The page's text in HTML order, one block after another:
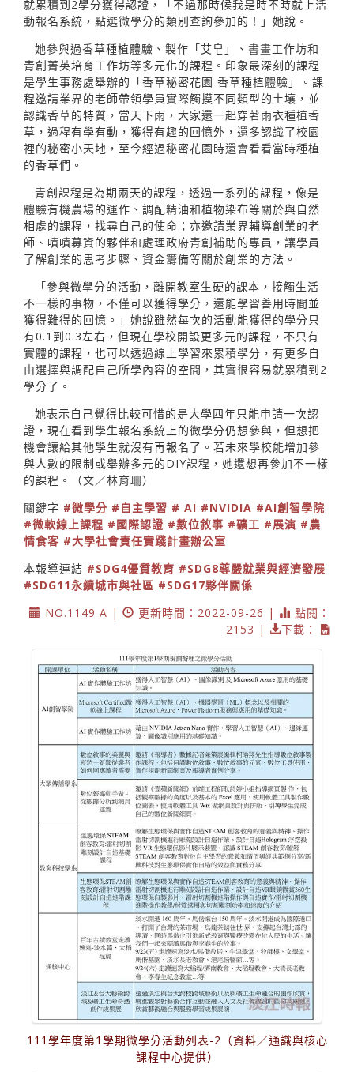
就累積到2學分獲得認證，「不過那時候我是時不時就上活
動報名系統，點選微學分的類別查詢參加的！」她說。
她參與過香草種植體驗、製作「艾皂」、書畫工作坊和
青創菁英培育工作坊等多元化的課程。印象最深刻的課程
是學生事務處舉辦的「香草秘密花園 香草種植體驗」。課
程邀請業界的老師帶領學員實際觸摸不同類型的土壤，並
認識香草的特質，當天下雨，大家還一起穿著雨衣種植香
草，過程有學有動，獲得有趣的回憶外，還多認識了校園
裡的秘密小天地，至今經過秘密花園時還會看看當時種植
的香草們。
青創課程是為期兩天的課程，透過一系列的課程，像是
體驗有機農場的運作、調配精油和植物染布等關於與自然
相處的課程，找尋自己的使命；亦邀請業界輔導創業的老
師、嘖嘖募資的夥伴和處理政府青創補助的專員，讓學員
了解創業的思考步驟、資金籌備等關於創業的方法。
「參與微學分的活動，離開教室生硬的課本，接觸生活
不一樣的事物，不僅可以獲得學分，還能學習善用時間並
獲得難得的回憶。」她說雖然每次的活動能獲得的學分只
有0.1到0.3左右，但現在學校開設更多元的課程，不只有
實體的課程，也可以透過線上學習來累積學分，有更多自
由選擇與調配自己所學內容的空間，其實很容易就累積到2
學分了。
她表示自己覺得比較可惜的是大學四年只能申請一次認
證，現在看到學生報名系統上的微學分仍想參與，但想把
機會讓給其他學生就沒有再報名了。若未來學校能增加參
與人數的限制或舉辦多元的DIY課程，她還想再參加不一樣
的課程。（文／林育珊）
關鍵字 #微學分 #自主學習 # AI #NVIDIA #AI創智學院
#微軟線上課程 #國際認證 #數位敘事 #礦工 #展演 #農
情食客 #大學社會責任實踐計畫辦公室
本報導連結 #SDG4優質教育 #SDG8尊嚴就業與經濟發展
#SDG11永續城市與社區 #SDG17夥伴關係
NO.1149 A |
更新時間：2022-09-26 |
點閱：
2153 |
下載：
111學年度第1學期微學分活動列表-2（資料／通識與核心
課程中心提供）